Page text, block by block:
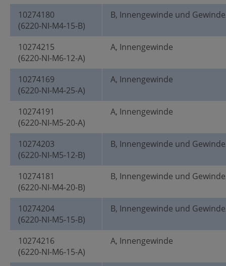
10274180
(6220-NI-M4-15-B)
B, Innengewinde und
10274215
(6220-NI-M6-12-A)
A, Innengewinde
10274169
(6220-NI-M4-25-A)
A, Innengewinde
10274191
(6220-NI-M5-20-A)
A, Innengewinde
10274203
(6220-NI-M5-12-B)
B, Innengewinde und
10274181
(6220-NI-M4-20-B)
B, Innengewinde und
10274204
(6220-NI-M5-15-B)
B, Innengewinde und
10274216
(6220-NI-M6-15-A)
A, Innengewinde